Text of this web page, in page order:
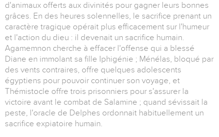
d'animaux offerts aux divinités pour gagner leurs bonnes
grâces. En des heures solennelles, le sacrifice prenant un
caractère tragique opérait plus efficacement sur l'humeur
et l'action du dieu : il devenait un sacrifice humain.
Agamemnon cherche à effacer l'offense qui a blessé
Diane en immolant sa fille Iphigénie ; Ménélas, bloqué par
des vents contraires, offre quelques adolescents
égyptiens pour pouvoir continuer son voyage, et
Thémistocle offre trois prisonniers pour s'assurer la
victoire avant le combat de Salamine ; quand sévissait la
peste, l'oracle de Delphes ordonnait habituellement un
sacrifice expiatoire humain.